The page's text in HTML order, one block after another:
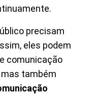
precisam
eles podem
comunicação
também